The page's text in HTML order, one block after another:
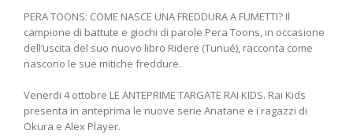
PERA TOONS: COME NASCE UNA FREDDURA A FUMETTI? Il
campione di battute e giochi di parole Pera Toons, in occasione
dell’uscita del suo nuovo libro Ridere (Tunué), racconta come
nascono le sue mitiche freddure.
Venerdi 4 ottobre LE ANTEPRIME TARGATE RAI KIDS. Rai Kids
presenta in anteprima le nuove serie Anatane e i ragazzi di
Okura e Alex Player.